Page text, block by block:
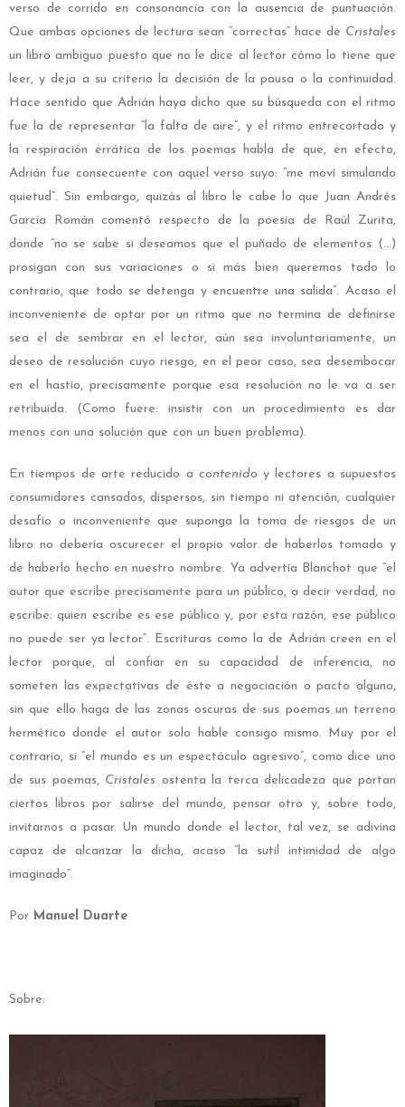
verso de corrido en consonancia con la ausencia de puntuación.
Que ambas opciones de lectura sean “correctas” hace de Cristales
un libro ambiguo puesto que no le dice al lector cómo lo tiene que
leer, y deja a su criterio la decisión de la pausa o la continuidad.
Hace sentido que Adrián haya dicho que su búsqueda con el ritmo
fue la de representar “la falta de aire”, y el ritmo entrecortado y
la respiración errática de los poemas habla de que, en efecto,
Adrián fue consecuente con aquel verso suyo: “me moví simulando
quietud”. Sin embargo, quizás al libro le cabe lo que Juan Andrés
García Román comentó respecto de la poesía de Raúl Zurita,
donde “no se sabe si deseamos que el puñado de elementos (…)
prosigan con sus variaciones o si más bien queremos todo lo
contrario, que todo se detenga y encuentre una salida”. Acaso el
inconveniente de optar por un ritmo que no termina de definirse
sea el de sembrar en el lector, aún sea involuntariamente, un
deseo de resolución cuyo riesgo, en el peor caso, sea desembocar
en el hastío, precisamente porque esa resolución no le va a ser
retribuida. (Como fuere: insistir con un procedimiento es dar
menos con una solución que con un buen problema).
En tiempos de arte reducido a contenidoy lectores a supuestos
consumidores cansados, dispersos, sin tiempo ni atención, cualquier
desafío o inconveniente que suponga la toma de riesgos de un
libro no debería oscurecer el propio valor de haberlos tomado y
de haberlo hecho en nuestro nombre. Ya advertía Blanchot que “el
autor que escribe precisamente para un público, a decir verdad, no
escribe: quien escribe es ese público y, por esta razón, ese público
no puede ser ya lector”. Escrituras como la de Adrián creen en el
lector porque, al confiar en su capacidad de inferencia, no
someten las expectativas de éste a negociación o pacto alguno,
sin que ello haga de las zonas oscuras de sus poemas un terreno
hermético donde el autor solo hable consigo mismo. Muy por el
contrario, si “el mundo es un espectáculo agresivo”, como dice uno
de sus poemas, Cristales ostenta la terca delicadeza que portan
ciertos libros por salirse del mundo, pensar otro y, sobre todo,
invitarnos a pasar. Un mundo donde el lector, tal vez, se adivina
capaz de alcanzar la dicha, acaso “la sutil intimidad de algo
imaginado”.
Por Manuel Duarte
Sobre: